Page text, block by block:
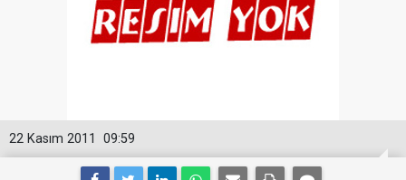
09:59
22 Kasım 2011